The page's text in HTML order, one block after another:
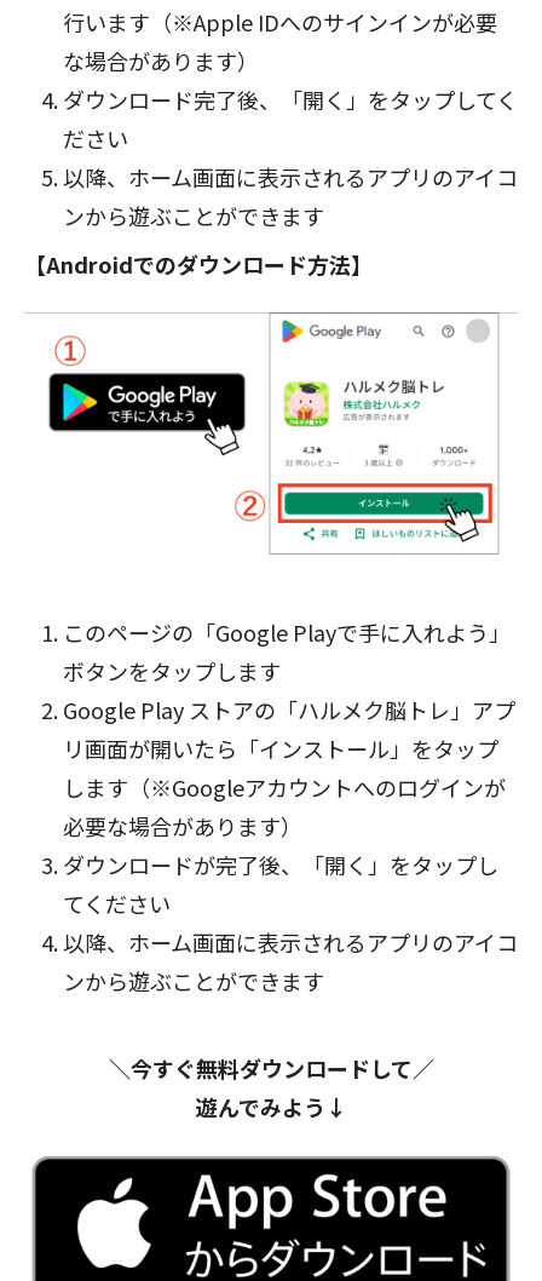
行います（※Apple IDへのサインインが必要
な場合があります）
ダウンロード完了後、「開く」をタップしてく
ださい
以降、ホーム画面に表示されるアプリのアイコ
ンから遊ぶことができます
【Androidでのダウンロード方法】
このページの「Google Playで手に入れよう」
ボタンをタップします
Google Play ストアの「ハルメク脳トレ」アプ
リ画面が開いたら「インストール」をタップ
します（※Googleアカウントへのログインが
必要な場合があります）
ダウンロードが完了後、「開く」をタップし
てください
以降、ホーム画面に表示されるアプリのアイコ
ンから遊ぶことができます
＼今すぐ無料ダウンロードして／
遊んでみよう↓